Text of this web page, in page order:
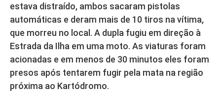
estava distraído, ambos sacaram pistolas
automáticas e deram mais de 10 tiros na vítima,
que morreu no local. A dupla fugiu em direção à
Estrada da Ilha em uma moto. As viaturas foram
acionadas e em menos de 30 minutos eles foram
presos após tentarem fugir pela mata na região
próxima ao Kartódromo.